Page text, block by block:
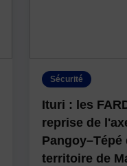
Sécurité
Ituri : les
reprise de
Pangoy–Tépé
territoire de